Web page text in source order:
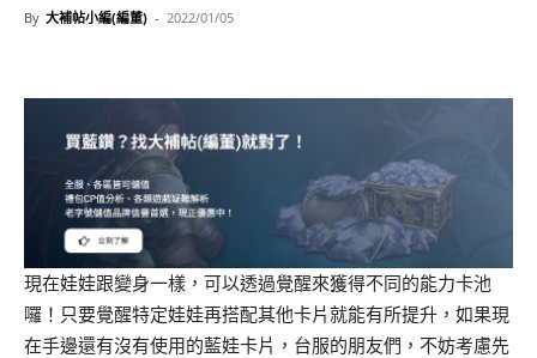
By 大補帖小編(編董) - 2022/01/05
現在娃娃跟變身一樣，可以透過覺醒來獲得不同的能力卡池
囉！只要覺醒特定娃娃再搭配其他卡片就能有所提升，如果現
在手邊還有沒有使用的藍娃卡片，台服的朋友們，不妨考慮先